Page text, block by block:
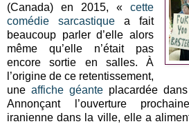
(Canada) en 2015, «cette
comédie sarcastique a fait
beaucoup parler d’elle alors
même qu’elle n’était pas
encore sortie en salles. À
l’origine de ce retentissement,
une affiche géante placardée
Annonçant l’ouverture
iranienne dans la ville, elle a